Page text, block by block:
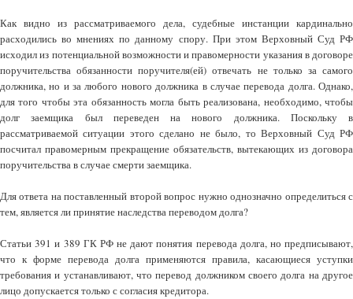
Как видно из рассматриваемого дела, судебные инстанции кардинально
расходились во мнениях по данному спору. При этом Верховный Суд РФ
исходил из потенциальной возможности и правомерности указания в договоре
поручительства обязанности поручителя(ей) отвечать не только за самого
должника, но и за любого нового должника в случае перевода долга. Однако,
для того чтобы эта обязанность могла быть реализована, необходимо, чтобы
долг заемщика был переведен на нового должника. Поскольку в
рассматриваемой ситуации этого сделано не было, то Верховный Суд РФ
посчитал правомерным прекращение обязательств, вытекающих из договора
поручительства в случае смерти заемщика.
Для ответа на поставленный второй вопрос нужно однозначно определиться с
тем, является ли принятие наследства переводом долга?
Статьи 391 и 389 ГК РФ не дают понятия перевода долга, но предписывают,
что к форме перевода долга применяются правила, касающиеся уступки
требования и устанавливают, что перевод должником своего долга на другое
лицо допускается только с согласия кредитора.